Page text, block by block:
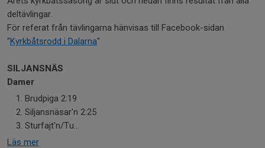
deltävlingar.
För referat från tävlingarna hänvisas till Facebook-sidan
"Kyrkbåtsrodd i Dalarna"
SILJANSNÄS
Damer
Brudpiga 2:19
Siljansnäsar'n 2:25
Sturfajt'n/Tu...
Läs mer